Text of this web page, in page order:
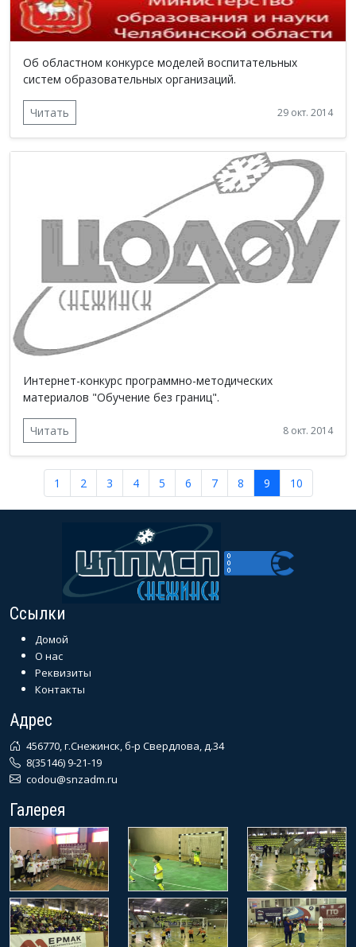
Об областном конкурсе моделей воспитательных
систем образовательных организаций.
Читать 29 окт. 2014
Интернет-конкурс программно-методических
материалов "Обучение без границ".
Читать 8 окт. 2014
1 2 3 4 5 6 7 8 9 10
Ссылки
Домой
О нас
Реквизиты
Контакты
Адрес
456770, г.Снежинск, б-р Свердлова, д.34
8(35146) 9-21-19
codou@snzadm.ru
Галерея